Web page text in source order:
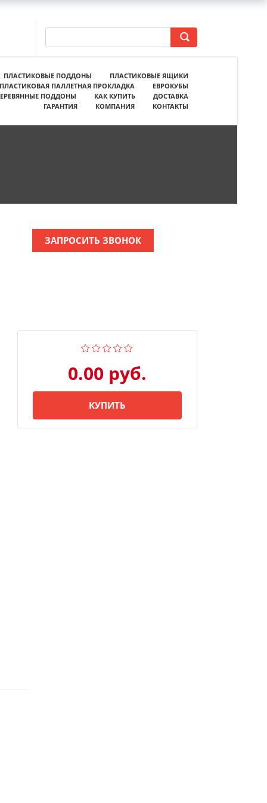
ПЛАСТИКОВЫЕ ПОДДОНЫ
ПЛАСТИКОВЫЕ ЯЩИКИ
ПЛАСТИКОВАЯ ПАЛЛЕТНАЯ ПРОКЛАДКА
ЕВРОКУБЫ
ПОДДОНЫ
КАК КУПИТЬ
ДОСТАВКА
ГАРАНТИЯ
КОМПАНИЯ КОНТАКТЫ
ЗАПРОСИТЬ ЗВОНОК
0.00 руб.
КУПИТЬ